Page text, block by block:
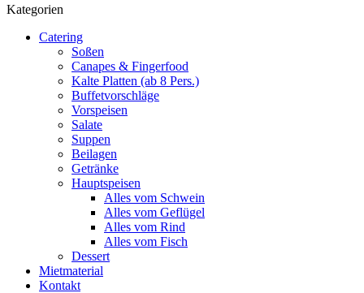
Kategorien
Catering
Soßen
Canapes & Fingerfood
Kalte Platten (ab 8 Pers.)
Buffetvorschläge
Vorspeisen
Salate
Suppen
Beilagen
Getränke
Hauptspeisen
Alles vom Schwein
Alles vom Geflügel
Alles vom Rind
Alles vom Fisch
Dessert
Mietmaterial
Kontakt